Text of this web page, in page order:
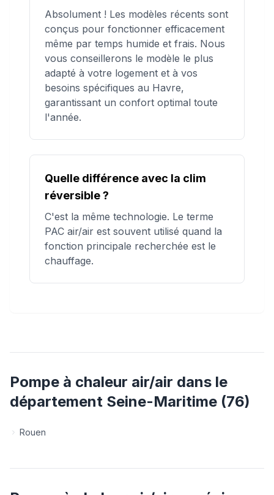
Absolument ! Les modèles récents sont
conçus pour fonctionner efficacement
même par temps humide et frais. Nous
vous conseillerons le modèle le plus
adapté à votre logement et à vos
besoins spécifiques au Havre,
garantissant un confort optimal toute
l'année.
Quelle différence avec la clim
réversible ?
C'est la même technologie. Le terme
PAC air/air est souvent utilisé quand la
fonction principale recherchée est le
chauffage.
Pompe à chaleur air/air dans le
département Seine-Maritime (76)
Rouen